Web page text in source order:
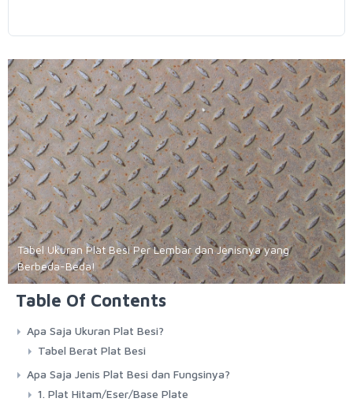
Tabel Ukuran Plat Besi Per Lembar dan Jenisnya yang
Berbeda-Beda!
Table Of Contents
Apa Saja Ukuran Plat Besi?
Tabel Berat Plat Besi
Apa Saja Jenis Plat Besi dan Fungsinya?
1. Plat Hitam/Eser/Base Plate